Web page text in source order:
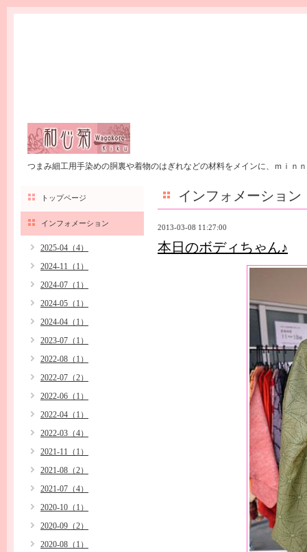
つまみ細工用手染めの胴裏や着物のはぎれなどの材料をメインに、ｍｉｎ
インフォメーション
2013-03-08 11:27:00
本日のボディちゃん♪
トップページ
インフォメーション
2025-04（4）
2024-11（1）
2024-07（1）
2024-05（1）
2024-04（1）
2023-07（1）
2022-08（1）
2022-07（2）
2022-06（1）
2022-04（1）
2022-03（4）
2021-11（1）
2021-08（2）
2021-07（4）
2020-10（1）
2020-09（2）
2020-08（1）